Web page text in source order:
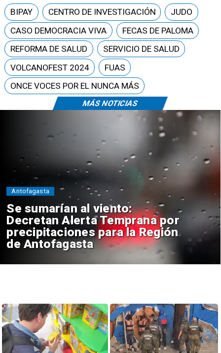
MÁS NOTICIAS
BIPAY CENTRO DE INVESTIGACIÓN
JUDO
CASO DEMOCRACIA VIVA
FECAS DE PALOMA
REFORMA DE SALUD
SERVICIO DE SALUD
VOLCANOFEST 2024
FUAS
ONCE VOCES POR EL NUNCA MÁS
Se sumarían al viento:
Decretan Alerta Temprana por
precipitaciones para la Región
de Antofagasta
Antofagasta